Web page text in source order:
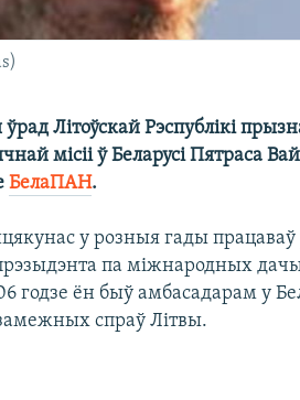
Літоўскай Рэспублікі
місіі ў Беларусі Пятраса
БелаПАН.
у розныя гады
па міжнародных
годзе ён быў амбасадарам у
спраў Літвы.